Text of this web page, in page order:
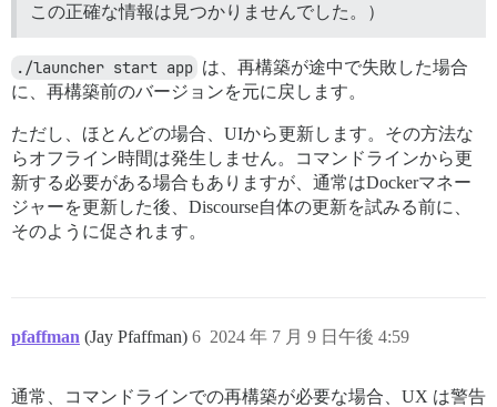
この正確な情報は見つかりませんでした。）
./launcher start app は、再構築が途中で失敗した場合
に、再構築前のバージョンを元に戻します。
ただし、ほとんどの場合、UIから更新します。その方法な
らオフライン時間は発生しません。コマンドラインから更
新する必要がある場合もありますが、通常はDockerマネー
ジャーを更新した後、Discourse自体の更新を試みる前に、
そのように促されます。
pfaffman (Jay Pfaffman) 2024 年 7 月 9 日午後 4:59
6
通常、コマンドラインでの再構築が必要な場合、UX は警告